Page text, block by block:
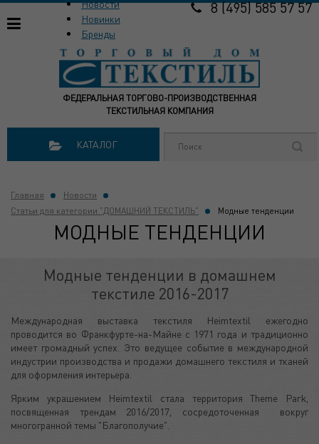
ФЕДЕРАЛЬНАЯ ТОРГОВО-ПРОИЗВОДСТВЕННАЯ
ТЕКСТИЛЬНАЯ КОМПАНИЯ
Новости
Новинки
Бренды
8 (495) 585 57 57
КАТАЛОГ
Главная
Новости
Статьи для категории "ДОМАШНИЙ ТЕКСТИЛЬ"
Модные тенденции
МОДНЫЕ ТЕНДЕНЦИИ
Модные тенденции в домашнем
текстиле 2016-2017
Международная выставка текстиля Heimtextil ежегодно
проводится во Франкфурте-на-Майне с 1971 года и традиционно
имеет громадный успех. Это ведущее событие в международной
индустрии производства и продажи домашнего текстиля и тканей
для оформления интерьера.
Ярким украшением Heimtextil стала территория Theme Park,
посвященная трендам 2016/2017, сосредоточенная вокруг
многогранной темы "Благополучие".